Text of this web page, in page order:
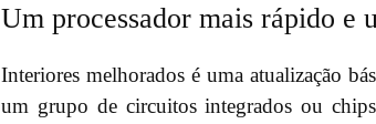
Um processador mais rápido e
Interiores melhorados é uma atualização
um grupo de circuitos integrados ou